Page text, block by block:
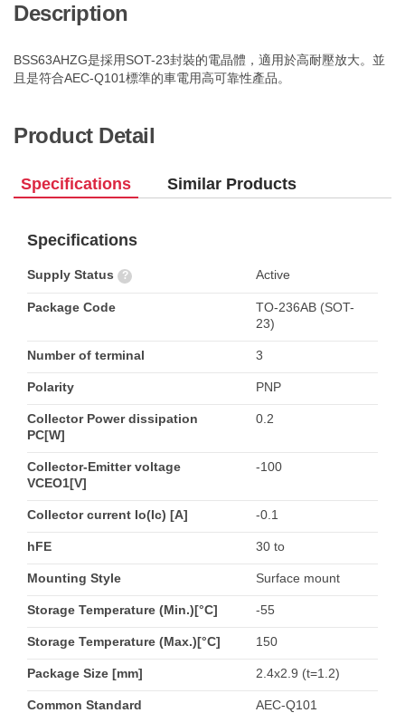
Description
BSS63AHZG是採用SOT-23封裝的電晶體，適用於高耐壓放大。並
且是符合AEC-Q101標準的車電用高可靠性產品。
Product Detail
Specifications Similar Products
Specifications
Supply Status ? Active
Package Code
TO-236AB (SOT-
23)
Number of terminal 3
Polarity PNP
Collector Power dissipation
PC[W]
0.2
Collector-Emitter voltage
VCEO1[V]
-100
Collector current Io(Ic) [A] -0.1
hFE 30 to
Mounting Style Surface mount
Storage Temperature (Min.)[°C] -55
Storage Temperature (Max.)[°C] 150
Package Size [mm] 2.4x2.9 (t=1.2)
Common Standard
AEC-Q101